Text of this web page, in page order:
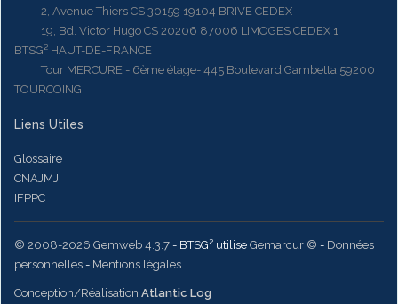
2, Avenue Thiers CS 30159 19104 BRIVE CEDEX
19, Bd. Victor Hugo CS 20206 87006 LIMOGES CEDEX 1
BTSG² HAUT-DE-FRANCE
Tour MERCURE - 6ème étage- 445 Boulevard Gambetta 59200
TOURCOING
Liens Utiles
Glossaire
CNAJMJ
IFPPC
© 2008-2026 Gemweb 4.3.7 - BTSG² utilise Gemarcur © - Données
personnelles - Mentions légales
Conception/Réalisation Atlantic Log